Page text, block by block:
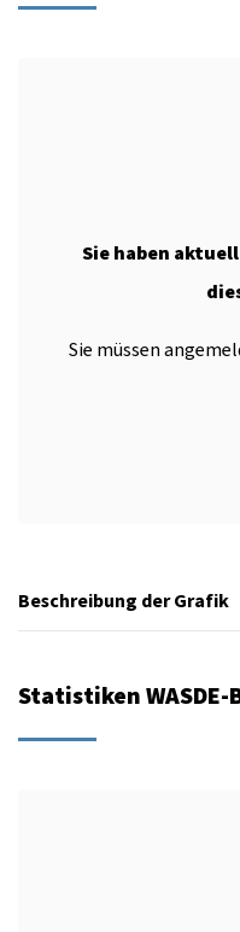
Sie haben
Sie müssen
Beschreibung der Grafik
Statistiken